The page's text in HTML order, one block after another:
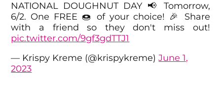
NATIONAL DOUGHNUT DAY 📢 Tomorrow,
6/2. One FREE 🍩 of your choice! 🎉 Share
with a friend so they don't miss out!
pic.twitter.com/9gf3gdTTJ1
— Krispy Kreme (@krispykreme)June 1,
2023